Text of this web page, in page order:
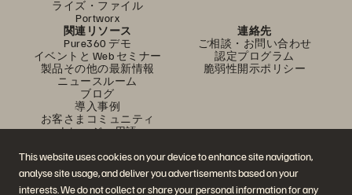
This website uses cookies on your device to enhance site navigation,
analyse site usage, and deliver you advertisements based on your
interests. We do not collect or share your personal information for any
ライズ・ファイル
Portworx
関連リソース
Pure360 デモ
イベントと Web セミナー
製品その他の最新情報
ニュースルーム
ブログ
導入事例
お客さまコミュニティ
ナレッジ・用語
連絡先
ご相談・お問い合わせ
認定プログラム
脆弱性開示ポリシー
公式 SNS